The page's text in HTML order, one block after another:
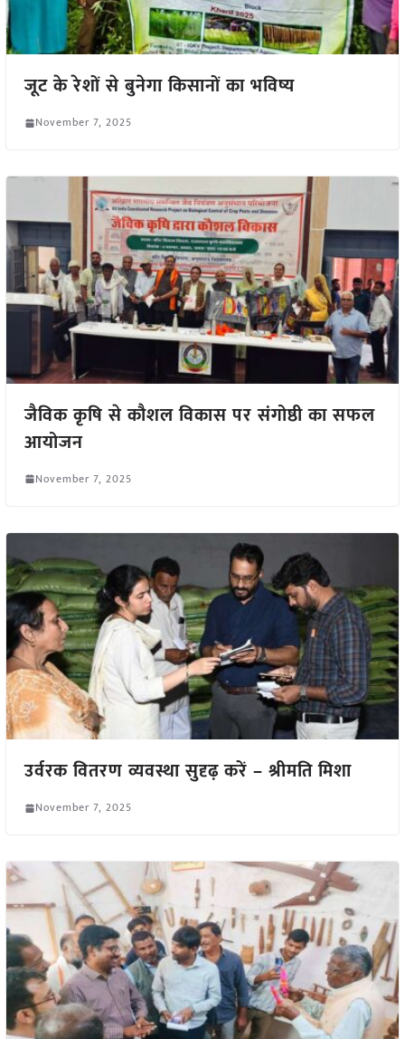
जूट के रेशों से बुनेगा किसानों का भविष्य
November 7, 2025
जैविक कृषि से कौशल विकास पर संगोष्ठी का सफल
आयोजन
November 7, 2025
उर्वरक वितरण व्यवस्था सुदृढ़ करें – श्रीमति मिशा
November 7, 2025